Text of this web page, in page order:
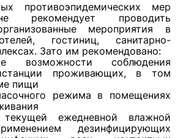
противоэпидемических мер
рекомендует проводить
мероприятия в
гостиниц, санитарно-
Зато им рекомендовано:
возможности соблюдения
проживающих, в том
пищи
режима в помещениях
ежедневной влажной
дезинфицирующих